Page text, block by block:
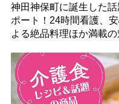
神田神保町に誕生した
ポート！24時間看護、
よる絶品料理ほか満載の